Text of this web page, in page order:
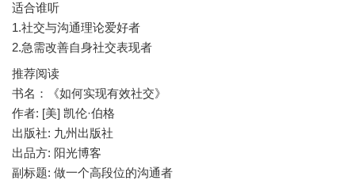
适合谁听
1.社交与沟通理论爱好者
2.急需改善自身社交表现者
推荐阅读
书名：《如何实现有效社交》
作者: [美] 凯伦·伯格
出版社: 九州出版社
出品方: 阳光博客
副标题: 做一个高段位的沟通者